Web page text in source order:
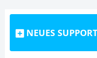
NEUES